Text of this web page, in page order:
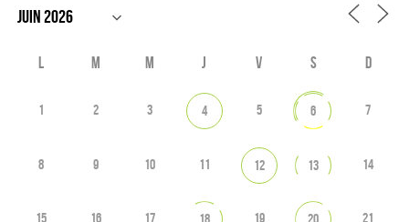
L M M J V S D
1 2 3 4 5 6 7
8 9 10 11 12 13 14
15 16 17 19 21